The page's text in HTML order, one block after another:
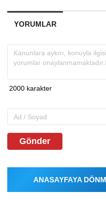
YORUMLAR
Gönder
ANASAYFAYA